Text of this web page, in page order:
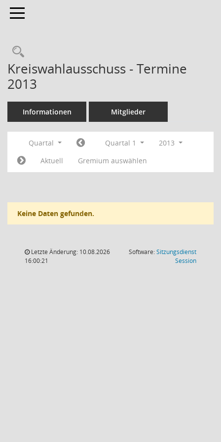
Toggle navigation
Rechercheauswahl
Kreiswahlausschuss - Termine
2013
Informationen Mitglieder
Quartal Quartal 1
2013
Aktuell
Gremium auswählen
Keine Daten gefunden.
Letzte Änderung: 10.08.2026
16:00:21
Software:Sitzungsdienst
Session(Wird in